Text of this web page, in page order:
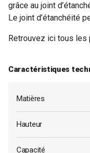
grâce au joint
Le joint d’étanchéité
Retrouvez ici tous les
Caractéristiques
Matières
Hauteur
Capacité